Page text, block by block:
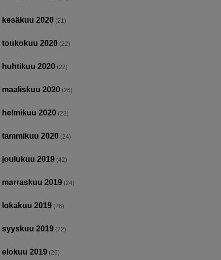
kesäkuu 2020 (21)
toukokuu 2020 (22)
huhtikuu 2020 (22)
maaliskuu 2020 (26)
helmikuu 2020 (23)
tammikuu 2020 (24)
joulukuu 2019 (42)
marraskuu 2019 (24)
lokakuu 2019 (26)
syyskuu 2019 (22)
elokuu 2019 (26)